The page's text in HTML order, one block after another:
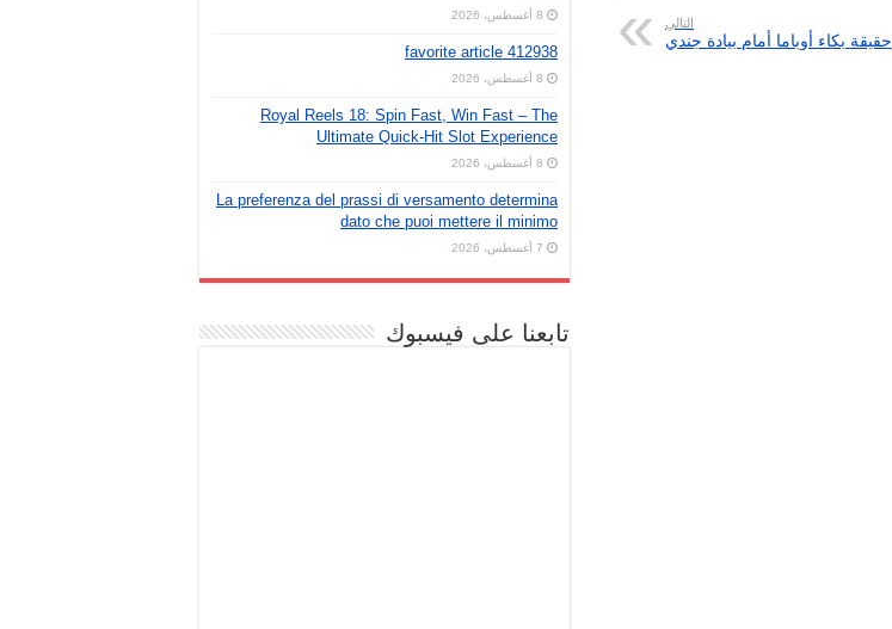
التالي
حقيقة بكاء أوباما أمام بيادة جندي
8 أغسطس، 2026
favorite article 412938
8 أغسطس، 2026
Royal Reels 18: Spin Fast, Win Fast – The
Ultimate Quick‑Hit Slot Experience
8 أغسطس، 2026
La preferenza del prassi di versamento determina
dato che puoi mettere il minimo
7 أغسطس، 2026
تابعنا على فيسبوك